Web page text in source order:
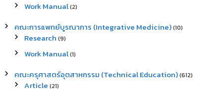
Work Manual(2)
คณะการแพทย์บูรณาการ (Integrative Medicine)(10)
Research (9)
Work Manual(1)
คณะครุศาสตร์อุตสาหกรรม (Technical Education)(612)
Article (21)